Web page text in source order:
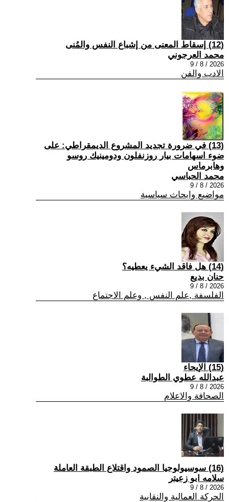
(12) إسقاط المعنى من إشباع النفس والمُنى
محمد العرجوني
2026 / 8 / 9
الادب والفن
(13) في ضرورة تجديد المشروع الديمقراطي: على
ضوء اسهامات بيار روزنفلون ودومينيك روسو
وهابرماس
محمد الحباسي
2026 / 8 / 9
مواضيع وابحاث سياسية
(14) هل فاقد الشيء يعطيه؟
حنان بديع
2026 / 8 / 9
الفلسفة ,علم النفس , وعلم الاجتماع
(15) الإيحاء
عبدالله عطوي الطوالبة
2026 / 8 / 9
الصحافة والاعلام
(16) سوسيولوجيا الصمود واقتلاع الطبقة العاملة
سلامه ابو زعيتر
2026 / 8 / 9
الحركة العمالية والنقابية